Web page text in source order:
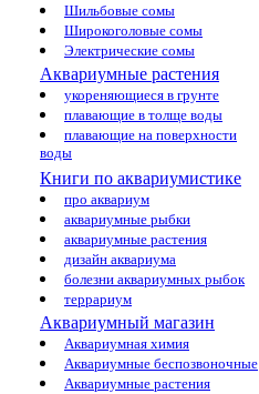
Шильбовые сомы
Широкоголовые сомы
Электрические сомы
Аквариумные растения
укореняющиеся в грунте
плавающие в толще воды
плавающие на поверхности
воды
Книги по аквариумистике
про аквариум
аквариумные рыбки
аквариумные растения
дизайн аквариума
болезни аквариумных рыбок
террариум
Аквариумный магазин
Аквариумная химия
Аквариумные беспозвоночные
Аквариумные растения